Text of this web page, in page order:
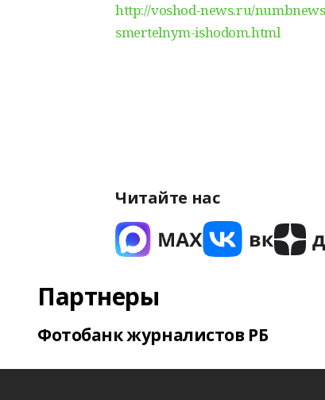
http://voshod-news.ru/
smertelnym-ishodom.html
Читайте нас
Партнеры
Фотобанк журналистов РБ